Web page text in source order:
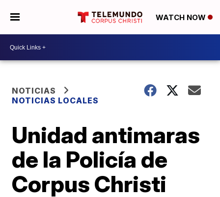
WATCH NOW
NOTICIAS
NOTICIAS LOCALES
Unidad antimaras
de la Policía de
Corpus Christi